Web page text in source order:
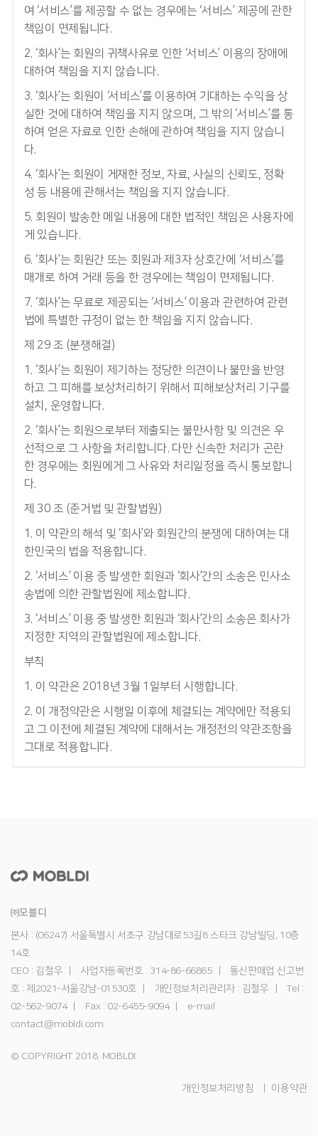
여 ‘서비스’를 제공할 수 없는 경우에는 ‘서비스’ 제공에 관한
책임이 면제됩니다.
2. ‘회사’는 회원의 귀책사유로 인한 ‘서비스’ 이용의 장애에
대하여 책임을 지지 않습니다.
3. ‘회사’는 회원이 ‘서비스’를 이용하여 기대하는 수익을 상
실한 것에 대하여 책임을 지지 않으며, 그 밖의 ‘서비스’를 통
하여 얻은 자료로 인한 손해에 관하여 책임을 지지 않습니
다.
4. ‘회사’는 회원이 게재한 정보, 자료, 사실의 신뢰도, 정확
성 등 내용에 관해서는 책임을 지지 않습니다.
5. 회원이 발송한 메일 내용에 대한 법적인 책임은 사용자에
게 있습니다.
6. ‘회사’는 회원간 또는 회원과 제3자 상호간에 ‘서비스’를
매개로 하여 거래 등을 한 경우에는 책임이 면제됩니다.
7. ‘회사’는 무료로 제공되는 ‘서비스’ 이용과 관련하여 관련
법에 특별한 규정이 없는 한 책임을 지지 않습니다.
제 29 조 (분쟁해결)
1. ‘회사’는 회원이 제기하는 정당한 의견이나 불만을 반영
하고 그 피해를 보상처리하기 위해서 피해보상처리 기구를
설치, 운영합니다.
2. ‘회사’는 회원으로부터 제출되는 불만사항 및 의견은 우
선적으로 그 사항을 처리합니다. 다만 신속한 처리가 곤란
한 경우에는 회원에게 그 사유와 처리일정을 즉시 통보합니
다.
제 30 조 (준거법 및 관할법원)
1. 이 약관의 해석 및 ‘회사’와 회원간의 분쟁에 대하여는 대
한민국의 법을 적용합니다.
2. ‘서비스’ 이용 중 발생한 회원과 ‘회사’간의 소송은 민사소
송법에 의한 관할법원에 제소합니다.
3. ‘서비스’ 이용 중 발생한 회원과 ‘회사’간의 소송은 회사가
지정한 지역의 관할법원에 제소합니다.
부칙
1. 이 약관은 2018년 3월 1일부터 시행합니다.
2. 이 개정약관은 시행일 이후에 체결되는 계약에만 적용되
고 그 이전에 체결된 계약에 대해서는 개정전의 약관조항을
그대로 적용합니다.
㈜모블디
본사 : (06247) 서울특별시 서초구 강남대로53길8 스타크 강남빌딩, 10층
14호
CEO : 김철우
사업자등록번호 : 314-86-66865
통신판매업 신고번
호 : 제2021-서울강남-01530호
개인정보처리관리자 : 김철우
Tel :
02-562-9074
Fax : 02-6455-9094
e-mail :
contact@mobldi.com
© COPYRIGHT 2018. MOBLDI
개인정보처리방침 이용약관